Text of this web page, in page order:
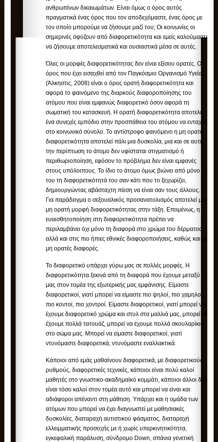
ανθρωπίνων δικαιωμάτων. Είναι όμως ο όρος αυτός
πραγματικά ένας όρος που τον αποδεχόμαστε, ένας όρος με
τον οποίο μπορούμε να ζήσουμε μαζί του; Οι κοινωνίες οι
σημερινές σφύζουν από διαφορετικότητα και εμείς καλούμαστε
να ζήσουμε αποτελεσματικά και ουσιαστικά μέσα σε αυτές.
Όλες οι μορφές διαφορετικότητας δεν είναι εξίσου ορατές. Ο
όρος που έχει εισαχθεί από τον Παγκόσμιο Οργανισμό Υγείας
(Άλκηστις, 2008) είναι ο όρος ορατή διαφορετικότητα και
αφορά το φαινόμενο της διαρκούς διαφοροποίησης του
ατόμου που είναι εμφανώς διαφορετικό όσον αφορά τη
σωματική του κατασκευή. Η ορατή διαφορετικότητα αποτελεί
ένα συνεχές εμπόδιο στην προσπάθεια του ατόμου να ενταχθεί
στο κοινωνικό σύνολο. Το αντίστροφο φαινόμενο η μη ορατή
διαφορετικότητα αποτελεί πάλι μια δυσκολία, μια και σε αυτή
την περίπτωση το άτομο δεν υφίσταται στιγματισμό ή
περιθωριοποίηση, εφόσον το πρόβλημα δεν είναι εμφανές
στους υπόλοιπους. Το ίδιο το άτομο όμως βιώνει από μόνο
του τη διαφορετικότητά του σαν κάτι που το ξεχωρίζει,
δημιουργώντας αβάσταχτη πίεση να είναι σαν τους άλλους.
Για παράδειγμα ο σεξουαλικός προσανατολισμός αποτελεί μια
μη ορατή μορφή διαφορετικότητας στην τάξη. Επομένως, η
ευαισθητοποίηση στη διαφορετικότητα πρέπει να
περιλαμβάνει όχι μόνο τη διαφορά στο χρώμα του δέρματος,
αλλά και στις πιο ήπιες εθνικές διαφοροποιήσεις, καθώς και τις
μη ορατές διαφορές.
Το διαφορετικό υπάρχει γύρω μας σε πολλές μορφές. Η
διαφορετικότητα ξεκινά από τη διαφορά που έχουμε μεταξύ
μας στον τομέα της εξωτερικής μας εμφάνισης. Είμαστε
διαφορετικοί, γιατί μπορεί να είμαστε πιο ψηλοί, πιο χαμηλοί,
πιο κοντοί, πιο χοντροί. Είμαστε διαφορετικοί, γιατί μπορεί να
έχουμε διαφορετικό χρώμα και στυλ στα μαλλιά μας, μπορεί να
έχουμε πολλά τατουάζ, μπορεί να έχουμε πολλά σκουλαρίκια
στο σώμα μας. Μπορεί να είμαστε διαφορετικοί, γιατί
ντυνόμαστε διαφορετικά, ντυνόμαστε εναλλακτικά.
Κάποιοι από εμάς μαθαίνουν διαφορετικά, με διαφορετικούς
ρυθμούς, διαφορετικές τεχνικές, κάποιοι είναι πολύ καλοί
μαθητές στο γνωστικο-ακαδημαϊκό κομμάτι, κάποιοι άλλοι δεν
είναι τόσο καλοί στον τομέα αυτό και μπορεί να είναι και
αδιάφοροι απέναντι στη μάθηση. Υπάρχει και η ομάδα των
ατόμων που μπορεί να έχει διαγνωστεί με μαθησιακές
δυσκολίες, διαταραχή αυτιστικού φάσματος, διαταραχή
ελλειμματικής προσοχής με ή χωρίς υπερκινητικότητα,
εγκεφαλική παράλυση, σύνδρομο Down, σπάνια γενετική